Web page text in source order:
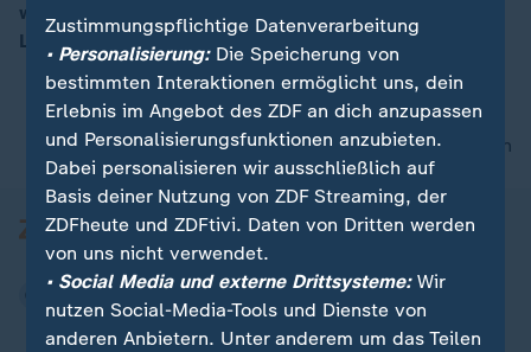
waren hierbei Energiepreise, aber auch die Kosten für
Lebensmittel sind nur moderat gestiegen.
nach oben
Zustimmungspflichtige Datenverarbeitung
• Personalisierung:Die Speicherung von
bestimmten Interaktionen ermöglicht uns, dein
Erlebnis im Angebot des ZDF an dich anzupassen
und Personalisierungsfunktionen anzubieten.
Dabei personalisieren wir ausschließlich auf
Basis deiner Nutzung von ZDF Streaming, der
ZDFheute und ZDFtivi. Daten von Dritten werden
von uns nicht verwendet.
• Social Media und externe Drittsysteme:Wir
nutzen Social-Media-Tools und Dienste von
anderen Anbietern. Unter anderem um das Teilen